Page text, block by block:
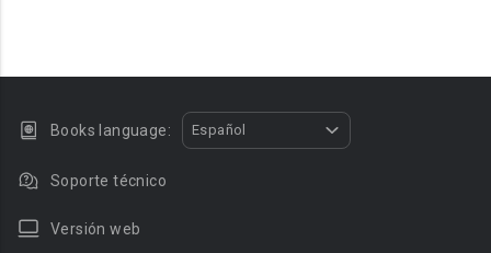
Books language: Español
Soporte técnico
Versión web